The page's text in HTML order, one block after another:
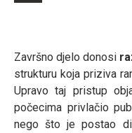
Završno djelo donosi
strukturu koja priziva
Upravo taj pristup
počecima privlačio
nego što je postao